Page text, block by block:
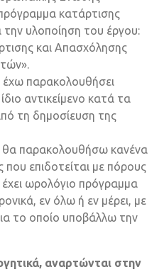
κατάρτισης
την υλοποίηση του έργου:
και Απασχόλησης
παρακολουθήσει
αντικείμενο κατά τα
τη δημοσίευση της
θα παρακολουθήσω κανένα
επιδοτείται με πόρους
ωρολόγιο πρόγραμμα
εν όλω ή εν μέρει, με
το οποίο υποβάλλω την
αναρτώνται στην